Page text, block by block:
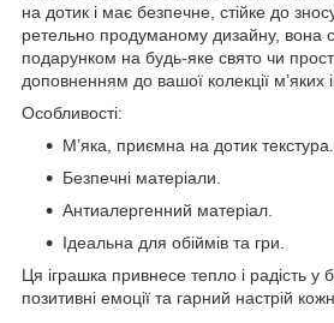
на дотик і має безпечне, стійке до
ретельно продуманому дизайну, вона
подарунком на будь-яке свято чи
доповненням до вашої колекції м’яких
Особливості:
М’яка, приємна на дотик текстура.
Безпечні матеріали.
Антиалергенний матеріал.
Ідеальна для обіймів та гри.
Ця іграшка привнесе тепло і радість у
позитивні емоції та гарний настрій